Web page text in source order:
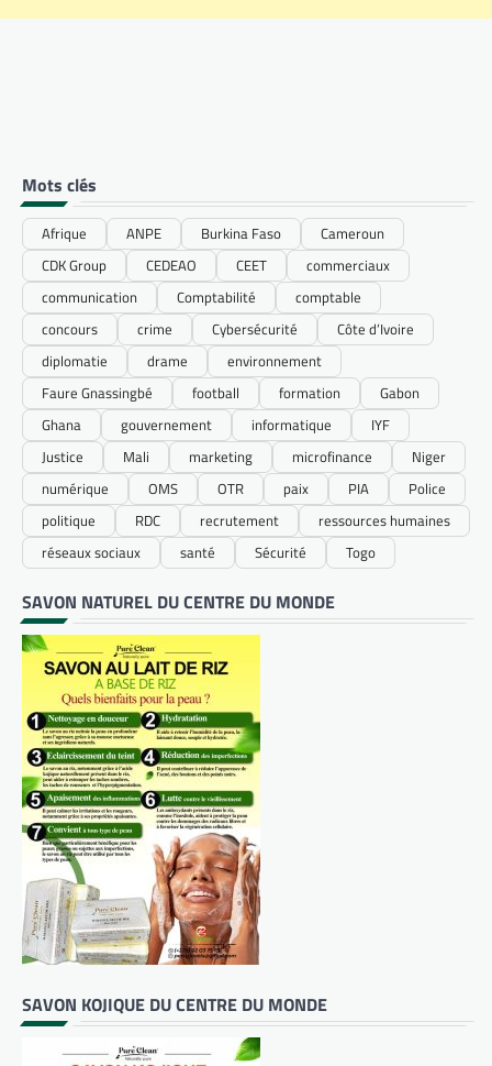
Mots clés
Afrique ANPE Burkina Faso
Cameroun
CDK Group
CEDEAO CEET
commerciaux
communication
Comptabilité
comptable
concours
crime Cybersécurité
Côte d’Ivoire
diplomatie
drame
environnement
Faure Gnassingbé
football formation
Gabon
Ghana
gouvernement informatique
IYF
Justice
Mali marketing microfinance
Niger
numérique
OMS OTR paix PIA
Police
politique
RDC recrutement
ressources humaines
réseaux sociaux
santé Sécurité Togo
SAVON NATUREL DU CENTRE DU MONDE
SAVON KOJIQUE DU CENTRE DU MONDE